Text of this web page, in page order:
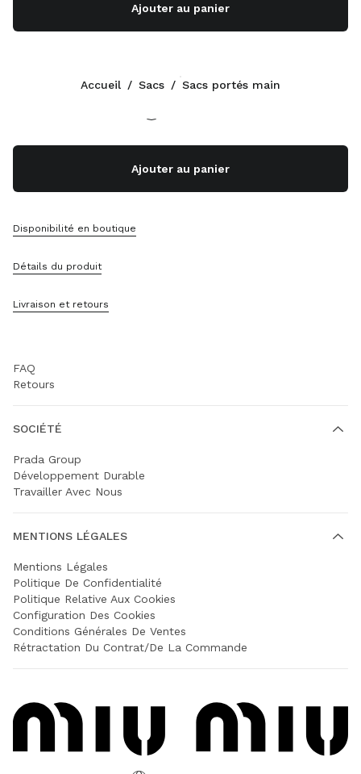
Ajouter au panier
Bleu Lac
Ajouter au panier
Disponibilité en boutique
Détails du produit
Livraison et retours
Accueil / Sacs / Sacs portés main
+33 1 889 91 946
Contacts
Sitemap
ASSISTANCE
FAQ
Retours
SOCIÉTÉ
Prada Group
Développement Durable
Travailler Avec Nous
MENTIONS LÉGALES
Mentions Légales
Politique De Confidentialité
Politique Relative Aux Cookies
Configuration Des Cookies
Conditions Générales De Ventes
Rétractation Du Contrat/de La Commande